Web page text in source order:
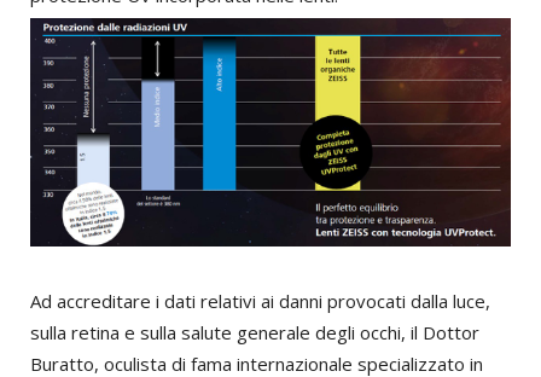
Ad accreditare i dati relativi ai danni provocati dalla luce,
sulla retina e sulla salute generale degli occhi, il Dottor
Buratto, oculista di fama internazionale specializzato in